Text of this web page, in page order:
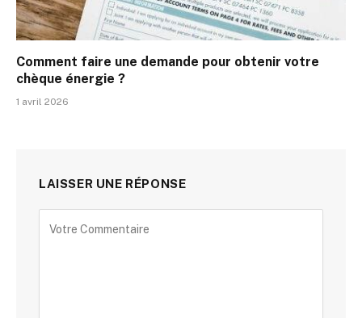
Comment faire une demande pour obtenir votre
chèque énergie ?
1 avril 2026
LAISSER UNE RÉPONSE